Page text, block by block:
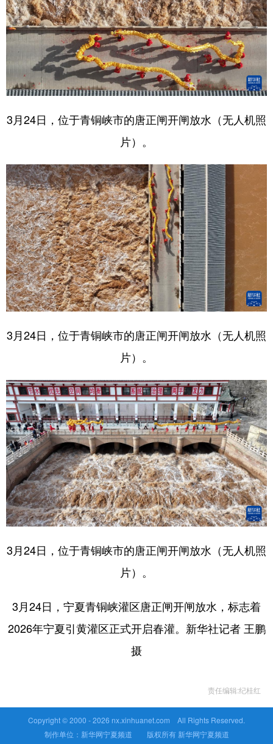
3月24日，位于青铜峡市的唐正闸开闸放水（无人机照
片）。
3月24日，位于青铜峡市的唐正闸开闸放水（无人机照
片）。
3月24日，位于青铜峡市的唐正闸开闸放水（无人机照
片）。
3月24日，宁夏青铜峡灌区唐正闸开闸放水，标志着
2026年宁夏引黄灌区正式开启春灌。新华社记者 王鹏
摄
责任编辑:纪桂红
Copyright © 2000 -2026 nx.xinhuanet.com All Rights Reserved.
制作单位：新华网宁夏频道 版权所有 新华网宁夏频道